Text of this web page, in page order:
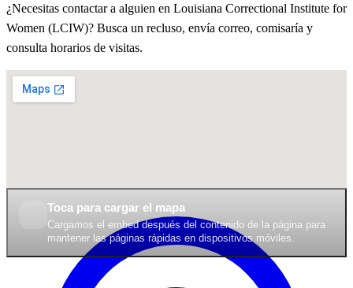
¿Necesitas contactar a alguien en Louisiana Correctional Institute for
Women (LCIW)? Busca un recluso, envía correo, comisaría y
consulta horarios de visitas.
Toca para cargar el mapa
Cargamos el embed después del contenido de la página para
mantener las páginas rápidas en dispositivos móviles.